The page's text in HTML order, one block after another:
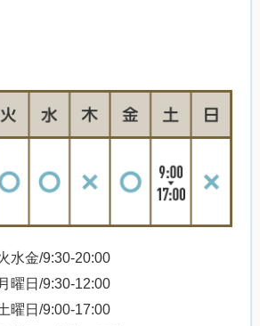
水金/9:30-20:00
月曜日/9:30-12:00
曜日/9:00-17:00